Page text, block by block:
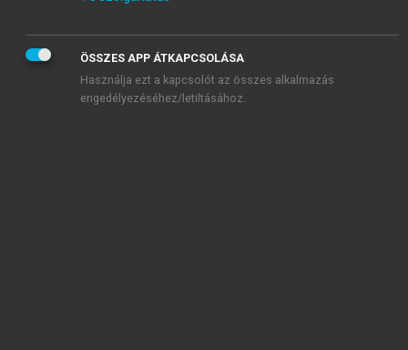
KIPRÓBÁLOM
ÖSSZES APP ÁTKAPCSOLÁSA
Használja ezt a kapcsolót az összes alkalmazás
engedélyezéséhez/letiltásához.